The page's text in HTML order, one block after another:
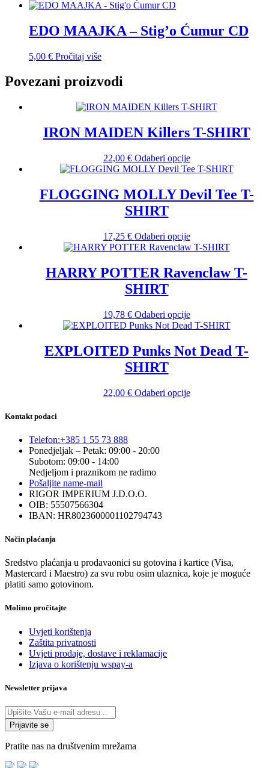
EDO MAAJKA – Stig’o Ćumur CD
5,00 € Pročitaj više
Povezani proizvodi
IRON MAIDEN Killers T-SHIRT
22,00 € Odaberi opcijeOvaj
proizvod
više
varijanti.
mogu
odabrati
na
stranici
proizvoda
FLOGGING MOLLY Devil Tee T-
SHIRT
17,25 € Odaberi opcijeOvaj
proizvod
varijanti.
mogu
odabrati
na
stranici
proizvoda
HARRY POTTER Ravenclaw T-
SHIRT
19,78 € Odaberi opcijeOvaj
proizvod
više
varijanti.
mogu
odabrati
EXPLOITED Punks Not Dead T-
SHIRT
22,00 € Odaberi opcijeOvaj
Kontakt podaci
Telefon:+385 1 55 73 888
Ponedjeljak – Petak: 09:00 - 20:00
Subotom: 09:00 - 14:00
Nedjeljom i praznikom ne radimo
Pošaljite name-mail
RIGOR IMPERIUM J.D.O.O.
OIB: 55507566304
IBAN: HR8023600001102794743
Način plaćanja
Sredstvo plaćanja u prodavaonici su gotovina i kartice (Visa,
Mastercard i Maestro) za svu robu osim ulaznica, koje je moguće
platiti samo gotovinom.
Molimo pročitajte
Uvjeti korištenja
Zaštita privatnosti
Uvjeti prodaje, dostave i reklamacije
Izjava o korištenju wspay-a
Newsletter prijava
Pratite nas na društvenim mrežama